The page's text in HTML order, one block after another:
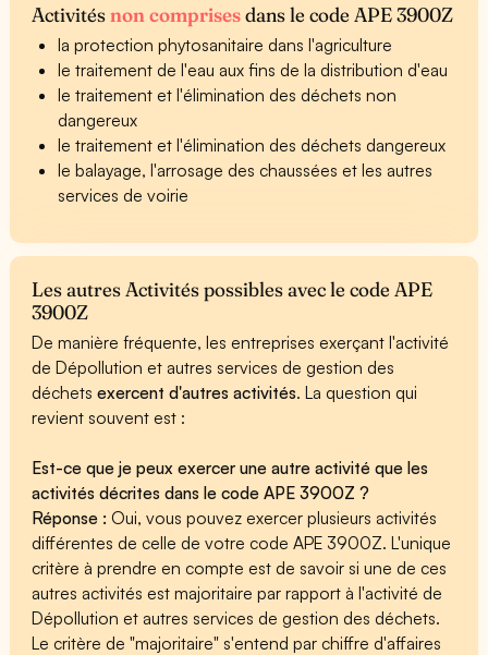
Activitésnon comprisesdans le code APE 3900Z
la protection phytosanitaire dans l'agriculture
le traitement de l'eau aux fins de la distribution d'eau
le traitement et l'élimination des déchets non
dangereux
le traitement et l'élimination des déchets dangereux
le balayage, l'arrosage des chaussées et les autres
services de voirie
Les autres Activités possibles avec le code APE
3900Z
De manière fréquente, les entreprises exerçant l'activité
de Dépollution et autres services de gestion des
déchetsexercent d'autres activités. La question qui
revient souvent est :
Est-ce que je peux exercer une autre activité que les
activités décrites dans le code APE 3900Z ?
Réponse :Oui, vous pouvez exercer plusieurs activités
différentes de celle de votre code APE 3900Z. L'unique
critère à prendre en compte est de savoir si une de ces
autres activités est majoritaire par rapport à l'activité de
Dépollution et autres services de gestion des déchets.
Le critère de "majoritaire" s'entend par chiffre d'affaires